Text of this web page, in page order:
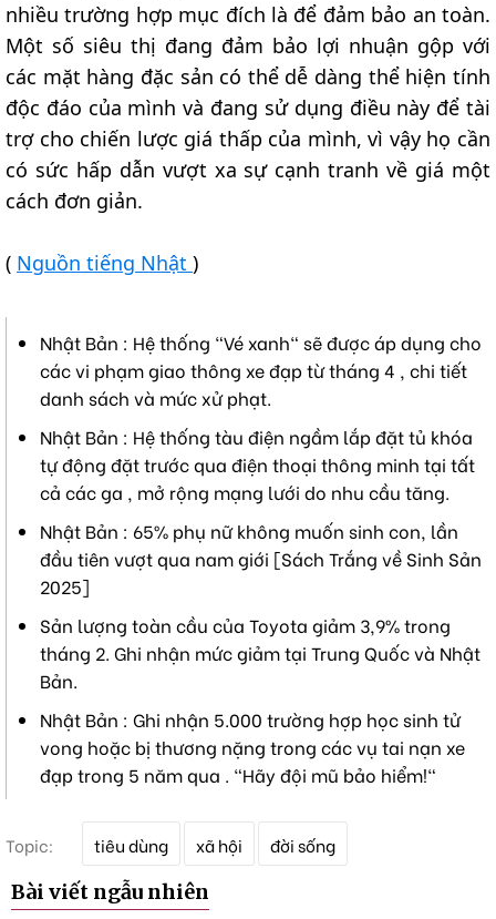
nhiều trường hợp mục đích là để đảm bảo an toàn.
Một số siêu thị đang đảm bảo lợi nhuận gộp với
các mặt hàng đặc sản có thể dễ dàng thể hiện tính
độc đáo của mình và đang sử dụng điều này để tài
trợ cho chiến lược giá thấp của mình, vì vậy họ cần
có sức hấp dẫn vượt xa sự cạnh tranh về giá một
cách đơn giản.
( Nguồn tiếng Nhật )
Nhật Bản : Hệ thống "Vé xanh" sẽ được áp dụng cho
các vi phạm giao thông xe đạp từ tháng 4 , chi tiết
danh sách và mức xử phạt.
Nhật Bản : Hệ thống tàu điện ngầm lắp đặt tủ khóa
tự động đặt trước qua điện thoại thông minh tại tất
cả các ga , mở rộng mạng lưới do nhu cầu tăng.
Nhật Bản : 65% phụ nữ không muốn sinh con, lần
đầu tiên vượt qua nam giới [Sách Trắng về Sinh Sản
2025]
Sản lượng toàn cầu của Toyota giảm 3,9% trong
tháng 2. Ghi nhận mức giảm tại Trung Quốc và Nhật
Bản.
Nhật Bản : Ghi nhận 5.000 trường hợp học sinh tử
vong hoặc bị thương nặng trong các vụ tai nạn xe
đạp trong 5 năm qua . "Hãy đội mũ bảo hiểm!"
Topic:
k
h
tiêu dùng xã hội đời sống
Bài viết ngẫu nhiên